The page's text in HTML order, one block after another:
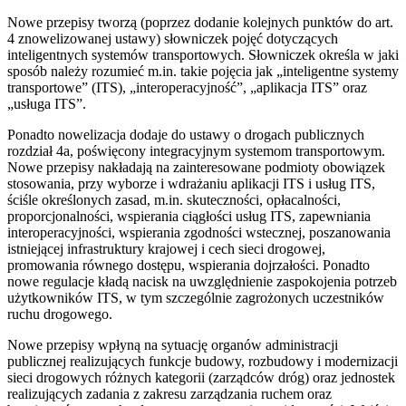
Nowe przepisy tworzą (poprzez dodanie kolejnych punktów do art.
4 znowelizowanej ustawy) słowniczek pojęć dotyczących
inteligentnych systemów transportowych. Słowniczek określa w jaki
sposób należy rozumieć m.in. takie pojęcia jak „inteligentne systemy
transportowe” (ITS), „interoperacyjność”, „aplikacja ITS” oraz
„usługa ITS”.
Ponadto nowelizacja dodaje do ustawy o drogach publicznych
rozdział 4a, poświęcony integracyjnym systemom transportowym.
Nowe przepisy nakładają na zainteresowane podmioty obowiązek
stosowania, przy wyborze i wdrażaniu aplikacji ITS i usług ITS,
ściśle określonych zasad, m.in. skuteczności, opłacalności,
proporcjonalności, wspierania ciągłości usług ITS, zapewniania
interoperacyjności, wspierania zgodności wstecznej, poszanowania
istniejącej infrastruktury krajowej i cech sieci drogowej,
promowania równego dostępu, wspierania dojrzałości. Ponadto
nowe regulacje kładą nacisk na uwzględnienie zaspokojenia potrzeb
użytkowników ITS, w tym szczególnie zagrożonych uczestników
ruchu drogowego.
Nowe przepisy wpłyną na sytuację organów administracji
publicznej realizujących funkcje budowy, rozbudowy i modernizacji
sieci drogowych różnych kategorii (zarządców dróg) oraz jednostek
realizujących zadania z zakresu zarządzania ruchem oraz